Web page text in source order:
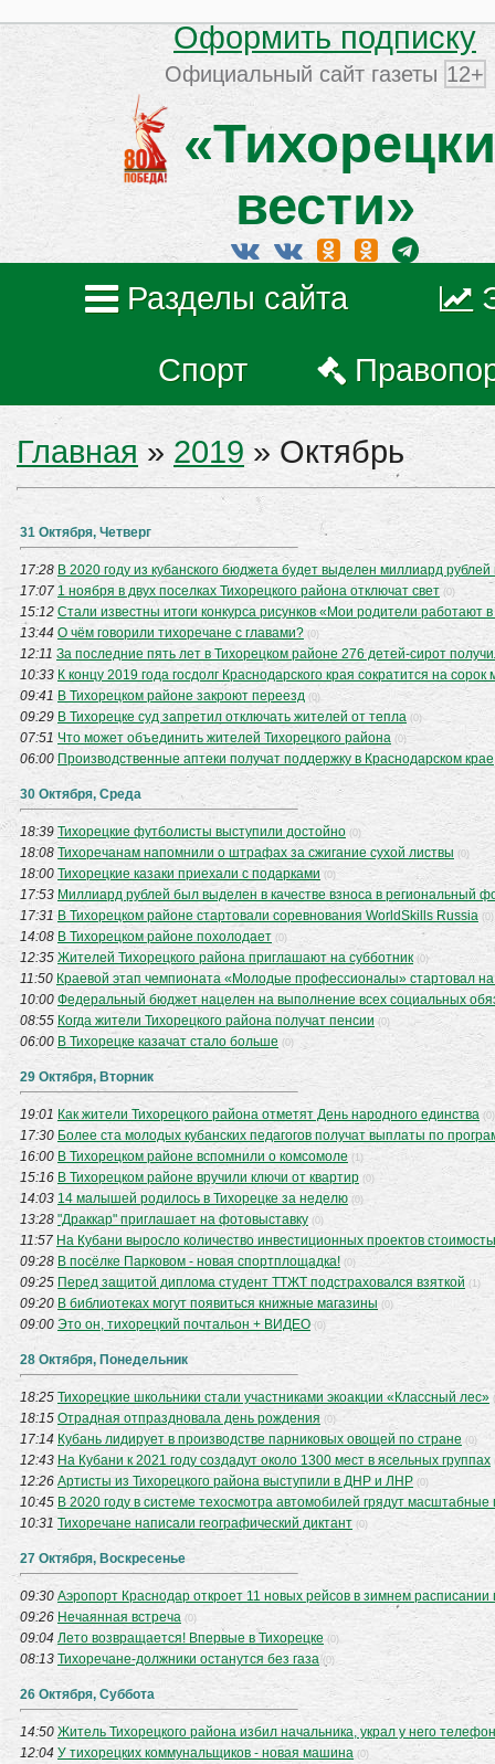
Оформить подписку
Официальный сайт газеты 12+
вести»
Разделы сайта
Спорт
Главная » 2019 » Октябрь
31 Октября, Четверг
17:28 В 2020 году из кубанского бюджета будет выделен миллиард
17:07 1 ноября в двух поселках Тихорецкого района отключат свет (0)
15:12 Стали известны итоги конкурса рисунков «Мои родители работают
13:44 О чём говорили тихоречане с главами? (0)
12:11 За последние пять лет в Тихорецком районе 276 детей-сирот
10:33 К концу 2019 года госдолг Краснодарского края сократится на
09:41 В Тихорецком районе закроют переезд (0)
09:29 В Тихорецке суд запретил отключать жителей от тепла (0)
07:51 Что может объединить жителей Тихорецкого района (0)
06:00 Производственные аптеки получат поддержку в Краснодарском крае
30 Октября, Среда
18:39 Тихорецкие футболисты выступили достойно (0)
18:08 Тихоречанам напомнили о штрафах за сжигание сухой листвы (0)
18:00 Тихорецкие казаки приехали с подарками (0)
17:53 Миллиард рублей был выделен в качестве взноса в региональный
17:31 В Тихорецком районе стартовали соревнования WorldSkills Russia (0)
14:08 В Тихорецком районе похолодает (0)
12:35 Жителей Тихорецкого района приглашают на субботник (0)
11:50 Краевой этап чемпионата «Молодые профессионалы» стартовал
10:00 Федеральный бюджет нацелен на выполнение всех социальных
08:55 Когда жители Тихорецкого района получат пенсии (0)
06:00 В Тихорецке казачат стало больше (0)
29 Октября, Вторник
19:01 Как жители Тихорецкого района отметят День народного единства (0)
17:30 Более ста молодых кубанских педагогов получат выплаты по
16:00 В Тихорецком районе вспомнили о комсомоле (1)
15:16 В Тихорецком районе вручили ключи от квартир (0)
14:03 14 малышей родилось в Тихорецке за неделю (0)
13:28 "Драккар" приглашает на фотовыставку (0)
11:57 На Кубани выросло количество инвестиционных проектов
09:28 В посёлке Парковом - новая спортплощадка! (0)
09:25 Перед защитой диплома студент ТТЖТ подстраховался взяткой (1)
09:20 В библиотеках могут появиться книжные магазины (0)
09:00 Это он, тихорецкий почтальон + ВИДЕО (0)
28 Октября, Понедельник
18:25 Тихорецкие школьники стали участниками экоакции «Классный лес»
18:15 Отрадная отпраздновала день рождения (0)
17:14 Кубань лидирует в производстве парниковых овощей по стране (0)
12:43 На Кубани к 2021 году создадут около 1300 мест в ясельных группах
12:26 Артисты из Тихорецкого района выступили в ДНР и ЛНР (0)
10:45 В 2020 году в системе техосмотра автомобилей грядут
10:31 Тихоречане написали географический диктант (0)
27 Октября, Воскресенье
09:30 Аэропорт Краснодар откроет 11 новых рейсов в зимнем расписании
09:26 Нечаянная встреча (0)
09:04 Лето возвращается! Впервые в Тихорецке (0)
08:13 Тихоречане-должники останутся без газа (0)
26 Октября, Суббота
14:50 Житель Тихорецкого района избил начальника, украл у него
12:04 У тихорецких коммунальщиков - новая машина (0)